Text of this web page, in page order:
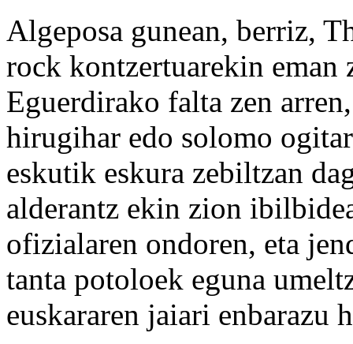
Algeposa gunean, berriz,
rock kontzertuarekin eman
Eguerdirako falta zen
hirugihar edo solomo
eskutik eskura zebiltzan
alderantz ekin zion
ofizialaren ondoren, eta
tanta potoloek eguna
euskararen jaiari enbarazu